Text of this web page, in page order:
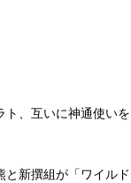
ト、互いに神通使いを
新撰組が「ワイルド